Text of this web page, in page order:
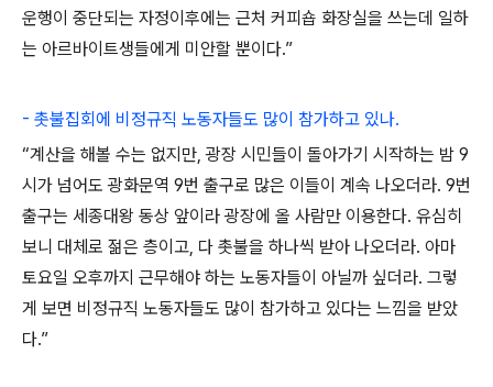
운행이 중단되는 자정이후에는 근처 커피숍 화장실을 쓰는데 일하
는 아르바이트생들에게 미안할 뿐이다.”
- 촛불집회에 비정규직 노동자들도 많이 참가하고 있나.
“계산을 해볼 수는 없지만, 광장 시민들이 돌아가기 시작하는 밤 9
시가 넘어도 광화문역 9번 출구로 많은 이들이 계속 나오더라. 9번
출구는 세종대왕 동상 앞이라 광장에 올 사람만 이용한다. 유심히
보니 대체로 젊은 층이고, 다 촛불을 하나씩 받아 나오더라. 아마
토요일 오후까지 근무해야 하는 노동자들이 아닐까 싶더라. 그렇
게 보면 비정규직 노동자들도 많이 참가하고 있다는 느낌을 받았
다.”